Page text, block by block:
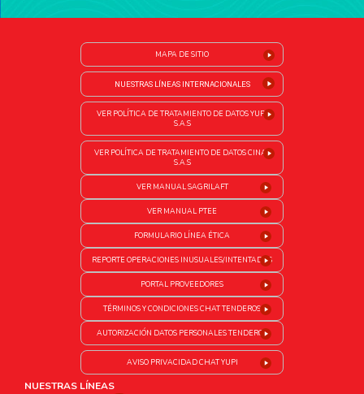
MAPA DE SITIO
NUESTRAS LÍNEAS INTERNACIONALES
VER POLÍTICA DE TRATAMIENTO DE DATOS YUPI
S.A.S
VER POLÍTICA DE TRATAMIENTO DE DATOS CINAL
S.A.S
VER MANUAL SAGRILAFT
VER MANUAL PTEE
FORMULARIO LÍNEA ÉTICA
REPORTE OPERACIONES INUSUALES/INTENTADAS
PORTAL PROVEEDORES
TÉRMINOS Y CONDICIONES CHAT TENDEROS
AUTORIZACIÓN DATOS PERSONALES TENDEROS
AVISO PRIVACIDAD CHAT YUPI
NUESTRAS LÍNEAS